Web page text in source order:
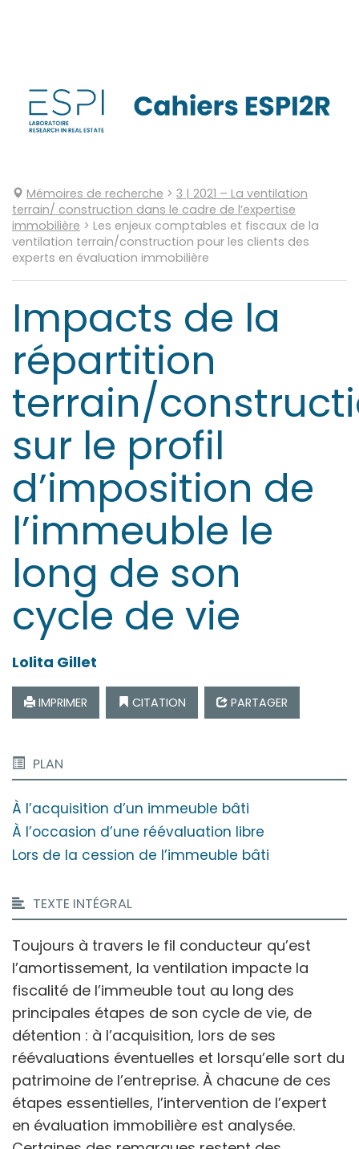
contenu
Mémoires de recherche > 3 | 2021 – La ventilation
terrain/ construction dans le cadre de l’expertise
immobilière > Les enjeux comptables et fiscaux de la
ventilation terrain/construction pour les clients des
experts en évaluation immobilière
Impacts de la
répartition
terrain/
sur le profil
d’imposition de
l’immeuble le
long de son
cycle de vie
Lolita Gillet
IMPRIMER CITATION PARTAGER
PLAN
À l’acquisition d’un immeuble bâti
À l’occasion d’une réévaluation libre
Lors de la cession de l’immeuble bâti
TEXTE INTÉGRAL
Toujours à travers le fil conducteur qu’est
l’amortissement, la ventilation impacte la
fiscalité de l’immeuble tout au long des
principales étapes de son cycle de vie, de
détention : à l’acquisition, lors de ses
réévaluations éventuelles et lorsqu’elle sort du
patrimoine de l’entreprise. À chacune de ces
étapes essentielles, l’intervention de l’expert
en évaluation immobilière est analysée.